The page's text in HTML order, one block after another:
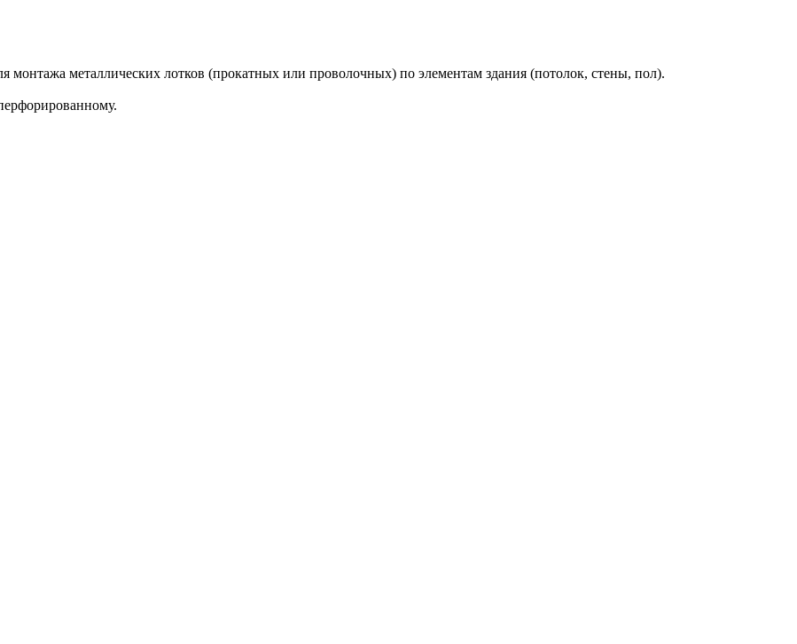
монтажа металлических лотков (прокатных или проволочных) по элементам здания (потолок, стены, пол).